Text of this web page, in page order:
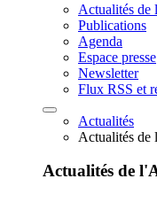
Actualités de
Publications
Agenda
Espace presse
Newsletter
Flux RSS et
Actualités
Actualités de
Actualités de